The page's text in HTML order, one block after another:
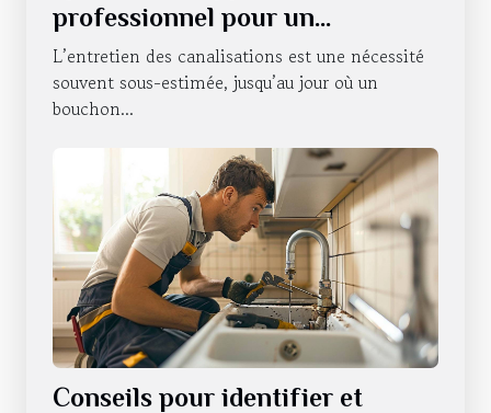
professionnel pour un
débouchage de canalisations à
Strasbourg ?
L’entretien des canalisations est une nécessité
souvent sous-estimée, jusqu’au jour où un
bouchon...
Conseils pour identifier et